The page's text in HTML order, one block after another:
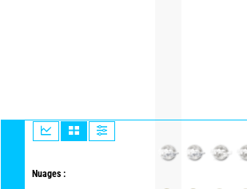
Nuages :